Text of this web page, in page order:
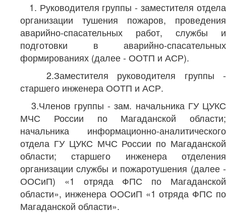
1. Руководителя группы - заместителя отдела
организации тушения пожаров, проведения
аварийно-спасательных работ, службы и
подготовки в аварийно-спасательных
формированиях (далее - ООТП и АСР).
2.Заместителя руководителя группы -
старшего инженера ООТП и АСР.
3.Членов группы - зам. начальника ГУ ЦУКС
МЧС России по Магаданской области;
начальника информационно-аналитического
отдела ГУ ЦУКС МЧС России по Магаданской
области; старшего инженера отделения
организации службы и пожаротушения (далее -
ООСиП) «1 отряда ФПС по Магаданской
области», инженера ООСиП «1 отряда ФПС по
Магаданской области».